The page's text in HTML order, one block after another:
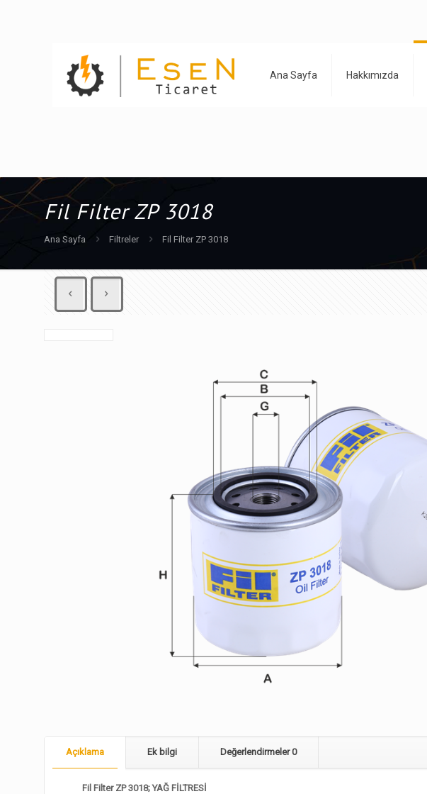
Ana Sayfa Hakkımızda
Fil Filter ZP 3018
Ana Sayfa Filtreler Fil Filter ZP 3018
Açıklama Ek bilgi Değerlendirmeler0
Fil Filter ZP 3018; YAĞ FİLTRESİ